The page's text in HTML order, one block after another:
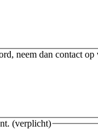
neem dan contact
(verplicht)